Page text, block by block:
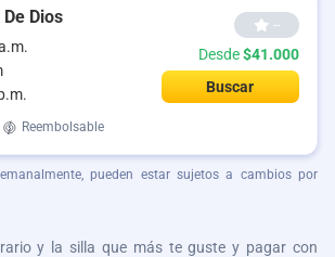
Dios --
Desde$41.000
Buscar
Reembolsable
pueden estar sujetos a cambios por
y la silla que más te guste y pagar con